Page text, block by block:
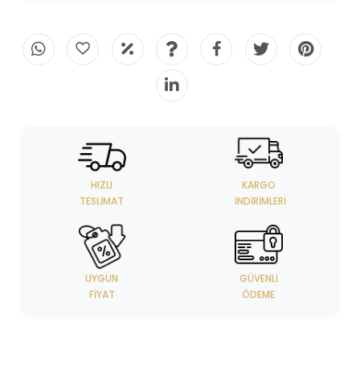
HIZLI
TESLIMAT
KARGO
İNDIRIMLERI
UYGUN
FIYAT
GÜVENLI
ÖDEME